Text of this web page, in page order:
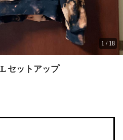
1 / 18
セットアップ